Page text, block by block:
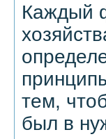
Каждый
тем,
был в